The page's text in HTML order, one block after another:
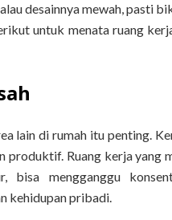
desainnya mewah, pasti
untuk menata ruang
lain di rumah itu penting.
produktif. Ruang kerja yang
bisa mengganggu
kehidupan pribadi.